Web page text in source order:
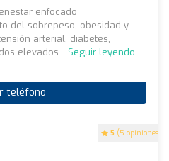
5 (5 opiniones)
enfocado
del sobrepeso, obesidad y
arterial, diabetes,
elevados... Seguir leyendo
teléfono